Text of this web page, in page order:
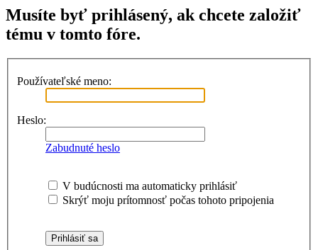
Musíte byť prihlásený, ak chcete založiť
tému v tomto fóre.
Používateľské meno:
Heslo:
Zabudnuté heslo
V budúcnosti ma automaticky prihlásiť
Skrýť moju prítomnosť počas tohoto pripojenia